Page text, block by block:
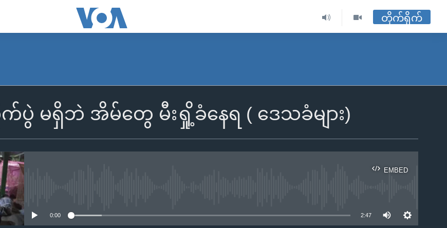
တိုက်ရိုက်
ပွဲ မရှိဘဲ အိမ်တွေ မီးရှို့ခံနေရ ( ဒေသခံများ)
EMBED
0:00 2:47